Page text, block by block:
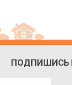
ПОДПИШИСЬ